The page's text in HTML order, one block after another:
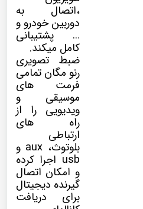
،اتصال به
دوربین خودرو و
… پشتیبانی
کامل میکند.
ضبط تصویری
رنو مگان تمامی
فرمت های
موسیقی و
ویدیویی را از
راه های
ارتباطی
بلوتوث، aux و
usb اجرا کرده
و امکان اتصال
گیرنده دیجیتال
برای دریافت